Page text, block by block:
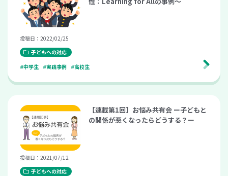
投稿日：2022/02/25
子どもへの対応
#中学生
#実践事例 #高校生
【連載第1回】お悩み共有会 ー子どもと
の関係が悪くなったらどうする？ー
投稿日：2021/07/12
子どもへの対応